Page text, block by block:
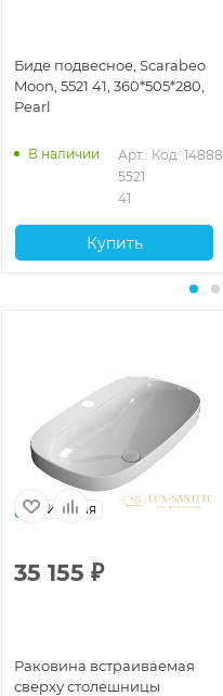
Биде подвесное, Scarabeo
Moon, 5521 41, 360*505*280,
Pearl
В наличии
Арт.:
5521
41
Код: 14888
Купить
Италия
35 155 ₽
Раковина встраиваемая
сверху столешницы